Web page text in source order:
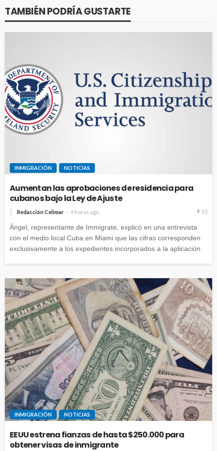
TAMBIÉN PODRÍA GUSTARTE
INMIGRACIÓN NOTICIAS
Aumentan las aprobaciones de residencia para
cubanos bajo la Ley de Ajuste
Redacción Celimar 6 horas ago 13
Ángel, representante de Immigrate, explicó en una entrevista
con el medio local Cuba en Miami que las cifras corresponden
exclusivamente a los expedientes incorporados a la aplicación
INMIGRACIÓN NOTICIAS
EEUU estrena fianzas de hasta $250.000 para
obtener visas de inmigrante